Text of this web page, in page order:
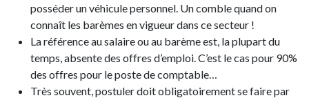
posséder un véhicule personnel. Un comble quand on
connaît les barèmes en vigueur dans ce secteur !
La référence au salaire ou au barème est, la plupart du
temps, absente des offres d’emploi. C’est le cas pour 90%
des offres pour le poste de comptable…
Très souvent, postuler doit obligatoirement se faire par